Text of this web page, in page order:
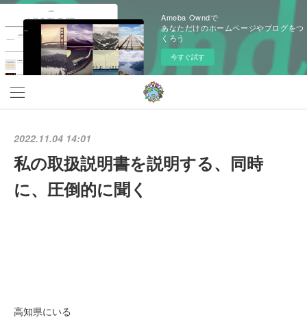
Ameba Owndで
あなただけのホームページやブログをつ
くろう
今すぐ試す
2022.11.04 14:01
私の取扱説明書を説明する、同時
に、圧倒的に聞く
高知県にいる